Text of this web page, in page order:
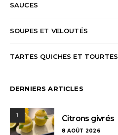
SAUCES
SOUPES ET VELOUTÉS
TARTES QUICHES ET TOURTES
DERNIERS ARTICLES
1 Citrons givrés
8 AOÛT 2026